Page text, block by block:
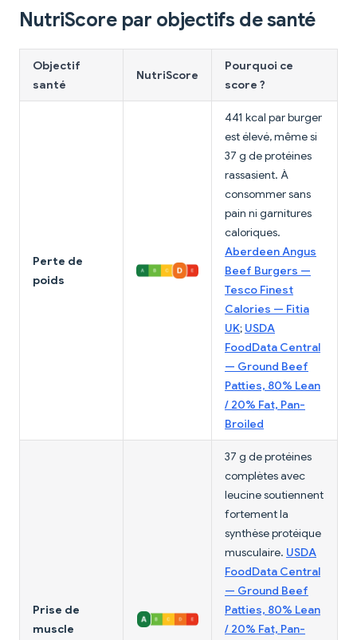
NutriScore par objectifs de santé
Objectif
santé
NutriScore
Pourquoi ce
score ?
Perte de
poids
441 kcal par burger
est élevé, même si
37 g de protéines
rassasient. À
consommer sans
pain ni garnitures
caloriques.
Aberdeen Angus
Beef Burgers —
Tesco Finest
Calories — Fitia
UK; USDA
FoodData Central
— Ground Beef
Patties, 80% Lean
/ 20% Fat, Pan-
Broiled
Prise de
muscle
37 g de protéines
complètes avec
leucine soutiennent
fortement la
synthèse protéique
musculaire. USDA
FoodData Central
— Ground Beef
Patties, 80% Lean
/ 20% Fat, Pan-